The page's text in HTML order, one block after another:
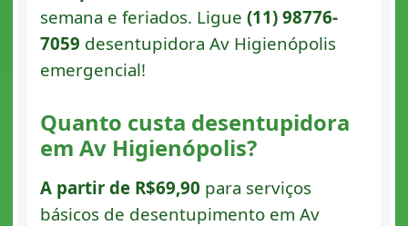
semana e feriados. Ligue (11) 98776-
7059 desentupidora Av Higienópolis
emergencial!
Quanto custa desentupidora
em Av Higienópolis?
A partir de R$69,90 para serviços
básicos de desentupimento em Av